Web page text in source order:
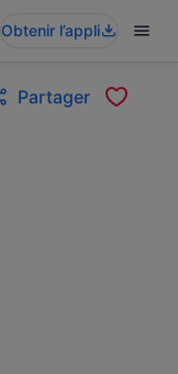
Obtenir l’appli
Partager